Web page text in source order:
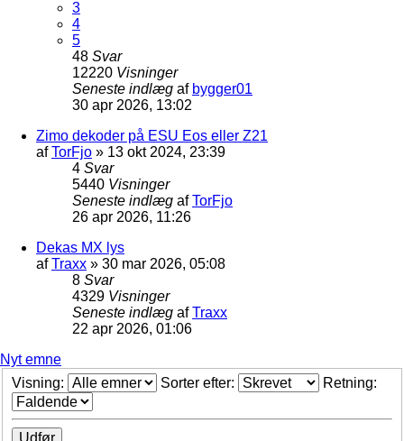
3
4
5
48 Svar
12220 Visninger
Seneste indlæg af bygger01
30 apr 2026, 13:02
Zimo dekoder på ESU Eos eller Z21
afTorFjo » 13 okt 2024, 23:39
4 Svar
5440 Visninger
Seneste indlæg afTorFjo
26 apr 2026, 11:26
Dekas MX lys
afTraxx » 30 mar 2026, 05:08
8 Svar
4329 Visninger
Seneste indlæg afTraxx
22 apr 2026, 01:06
Nyt emne
Visning:
Sorter efter: Retning: